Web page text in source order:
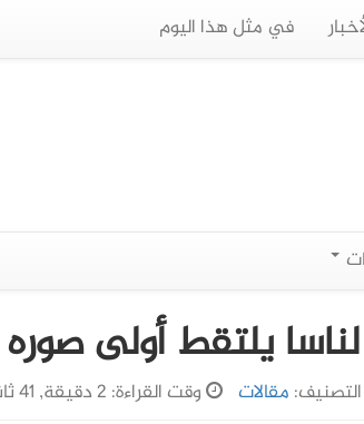
في مثل هذا اليوم
يلتقط أولى صوره
التصنيف: مقالات وقت القراءة: 2 دقيقة, 41 ثانية